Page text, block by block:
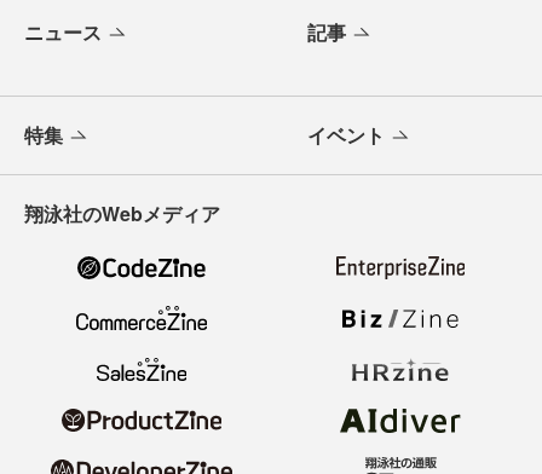
ニュース 記事
特集 イベント
翔泳社のWebメディア